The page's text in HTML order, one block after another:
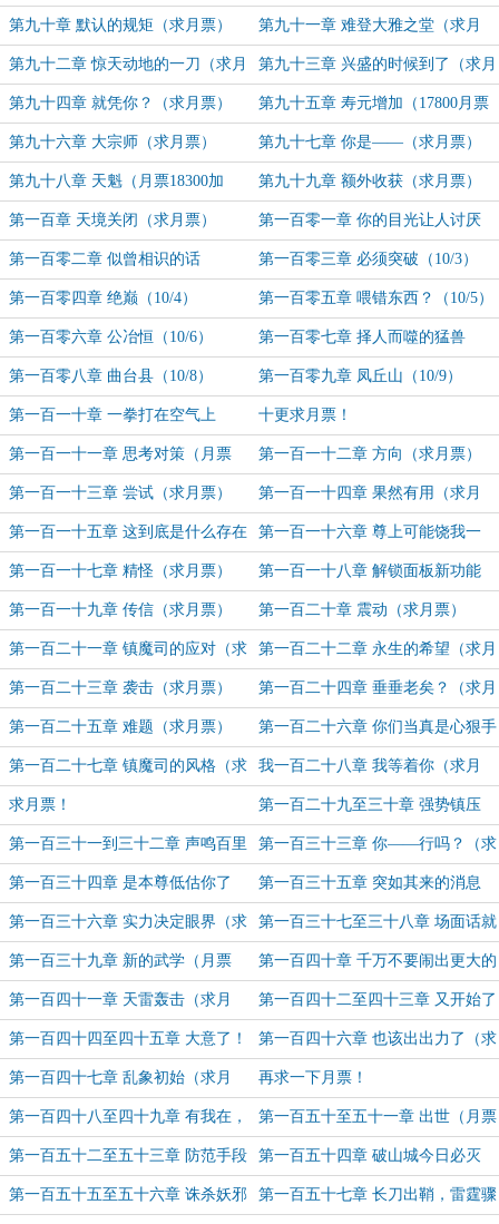
第九十章 默认的规矩（求月票） 第九十一章 难登大雅之堂（求月
票）
第九十二章 惊天动地的一刀（求月
票）
第九十三章 兴盛的时候到了（求月
票）
第九十四章 就凭你？（求月票） 第九十五章 寿元增加（17800月票
加更）
第九十六章 大宗师（求月票） 第九十七章 你是——（求月票）
第九十八章 天魁（月票18300加
更）
第九十九章 额外收获（求月票）
第一百章 天境关闭（求月票） 第一百零一章 你的目光让人讨厌
（1/10）
第一百零二章 似曾相识的话
（10/2）
第一百零三章 必须突破（10/3）
第一百零四章 绝巅（10/4） 第一百零五章 喂错东西？（10/5）
第一百零六章 公冶恒（10/6） 第一百零七章 择人而噬的猛兽
（10/7）
第一百零八章 曲台县（10/8） 第一百零九章 凤丘山（10/9）
第一百一十章 一拳打在空气上
（10/10）
十更求月票！
第一百一十一章 思考对策（月票
18800加更）
第一百一十二章 方向（求月票）
第一百一十三章 尝试（求月票） 第一百一十四章 果然有用（求月
票）
第一百一十五章 这到底是什么存在
的鲜血（求月票）
第一百一十六章 尊上可能饶我一
命？（求月票）
第一百一十七章 精怪（求月票） 第一百一十八章 解锁面板新功能
（月票19300加更）
第一百一十九章 传信（求月票） 第一百二十章 震动（求月票）
第一百二十一章 镇魔司的应对（求
月票）
第一百二十二章 永生的希望（求月
票）
第一百二十三章 袭击（求月票） 第一百二十四章 垂垂老矣？（求月
票）
第一百二十五章 难题（求月票） 第一百二十六章 你们当真是心狠手
辣（求月票）
第一百二十七章 镇魔司的风格（求
月票）
我一百二十八章 我等着你（求月
票）
求月票！ 第一百二十九至三十章 强势镇压
（二合一 求月票）
第一百三十一到三十二章 声鸣百里
（二合一 月票19800跟20300加更）
第一百三十三章 你——行吗？（求
月票）
第一百三十四章 是本尊低估你了
（求月票）
第一百三十五章 突如其来的消息
（求月票）
第一百三十六章 实力决定眼界（求
月票）
第一百三十七至三十八章 场面话就
不用说了（二合一 求月票）
第一百三十九章 新的武学（月票
20800加更）
第一百四十章 千万不要闹出更大的
动静（求月票）
第一百四十一章 天雷轰击（求月
票）
第一百四十二至四十三章 又开始了
（二合一 求月票）
第一百四十四至四十五章 大意了！
（二合一 21300月票加更）
第一百四十六章 也该出出力了（求
月票）
第一百四十七章 乱象初始（求月
票）
再求一下月票！
第一百四十八至四十九章 有我在，
破不了（二合一 求月票）
第一百五十至五十一章 出世（月票
21800-22300加更 二合一 求月票）
第一百五十二至五十三章 防范手段
（求月票）
第一百五十四章 破山城今日必灭
（月票22800加更 求月票）
第一百五十五至五十六章 诛杀妖邪 第一百五十七章 长刀出鞘，雷霆骤